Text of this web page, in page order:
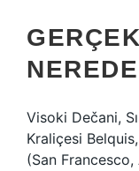
Visoki Dečani,
Kraliçesi
(San